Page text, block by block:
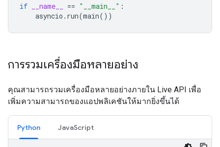
if __name__ == "__main__" :
asyncio . run(main())
การรวมเครื่องมือหลายอย่าง
คุณสามารถรวมเครื่องมือหลายอย่างภายใน Live API เพื่อ
เพิ่มความสามารถของแอปพลิเคชันให้มากยิ่งขึ้นได้
Python JavaScript